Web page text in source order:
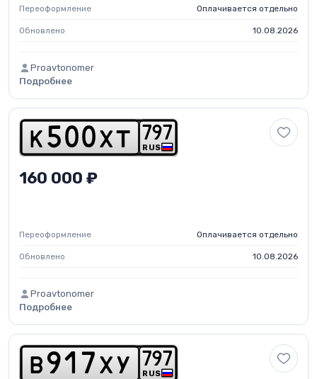
Переоформление Оплачивается отдельно
Обновлено 10.08.2026
Proavtonomer
Подробнее
k 5 0 0 x t RUS
79 7
160 000 ₽
Переоформление Оплачивается отдельно
Обновлено 10.08.2026
Proavtonomer
Подробнее
b 9 1 7 x y RUS
79 7